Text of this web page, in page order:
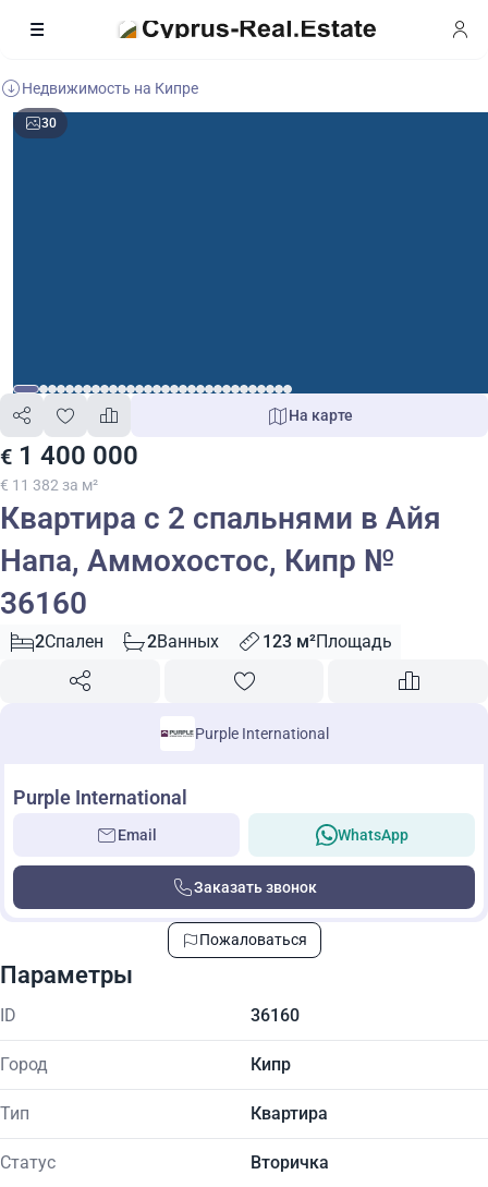
Недвижимость на Кипре
30
€ 1 400 000
€ 11 382 за м²
На карте
Квартира с 2 спальнями в Айя
Напа, Аммохостос, Кипр №
36160
2Спален 2Ванных 123 м²Площадь
Purple International
Purple International
Email WhatsApp
Заказать звонок
Пожаловаться
Параметры
ID 36160
Город Кипр
Тип Квартира
Статус Вторичка